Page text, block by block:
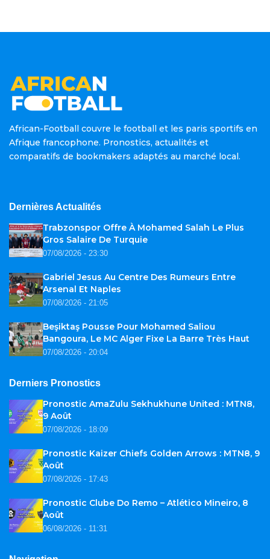
African-Football couvre le football et les paris sportifs en
Afrique francophone. Pronostics, actualités et
comparatifs de bookmakers adaptés au marché local.
Dernières Actualités
Trabzonspor Offre À Mohamed Salah Le Plus
Gros Salaire De Turquie
07/08/2026 - 23:30
Gabriel Jesus Au Centre Des Rumeurs Entre
Arsenal Et Naples
07/08/2026 - 21:05
Beşiktaş Pousse Pour Mohamed Saliou
Bangoura, Le MC Alger Fixe La Barre Très Haut
07/08/2026 - 20:04
Derniers Pronostics
Pronostic AmaZulu Sekhukhune United : MTN8,
9 Août
07/08/2026 - 18:09
Pronostic Kaizer Chiefs Golden Arrows : MTN8, 9
Août
07/08/2026 - 17:43
Pronostic Clube Do Remo – Atlético Mineiro, 8
Août
06/08/2026 - 11:31